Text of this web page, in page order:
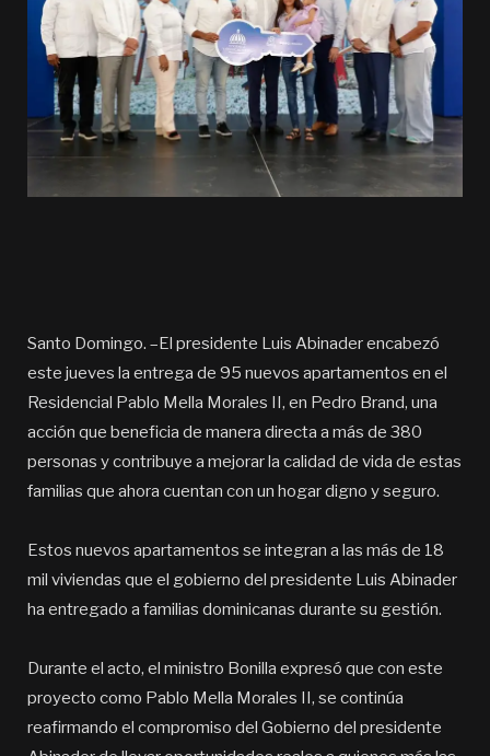
Santo Domingo. –El presidente Luis Abinader encabezó
este jueves la entrega de 95 nuevos apartamentos en el
Residencial Pablo Mella Morales II, en Pedro Brand, una
acción que beneficia de manera directa a más de 380
personas y contribuye a mejorar la calidad de vida de estas
familias que ahora cuentan con un hogar digno y seguro.
Estos nuevos apartamentos se integran a las más de 18
mil viviendas que el gobierno del presidente Luis Abinader
ha entregado a familias dominicanas durante su gestión.
Durante el acto, el ministro Bonilla expresó que con este
proyecto como Pablo Mella Morales II, se continúa
reafirmando el compromiso del Gobierno del presidente